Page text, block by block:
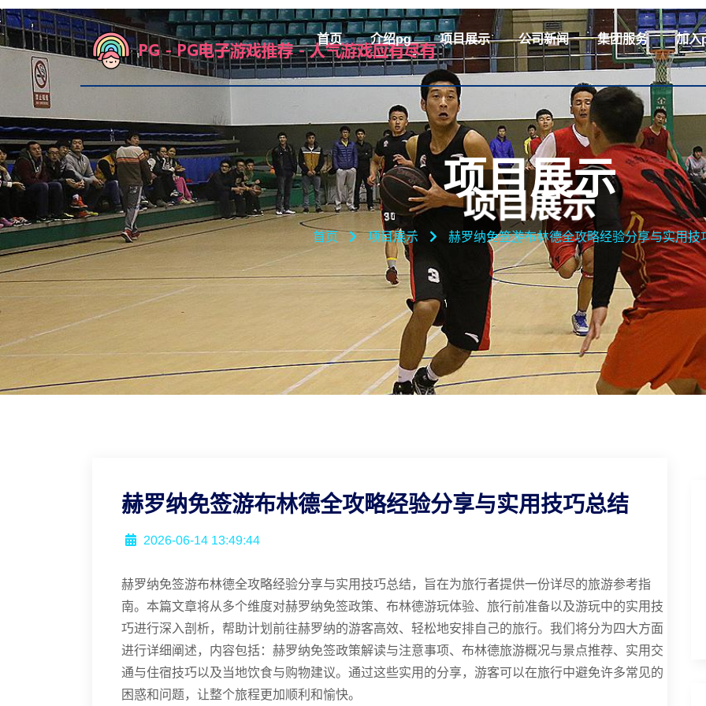
首页 介绍pg 项目展示 公司新闻 集团服务 加入
项目展示
首页 项目展示 赫罗纳免签游布林德全攻略经验分享与实用技
赫罗纳免签游布林德全攻略经验分享与实用技巧总结
2026-06-14 13:49:44
赫罗纳免签游布林德全攻略经验分享与实用技巧总结，旨在为旅行者提供一份详尽的旅游参考指
南。本篇文章将从多个维度对赫罗纳免签政策、布林德游玩体验、旅行前准备以及游玩中的实用技
巧进行深入剖析，帮助计划前往赫罗纳的游客高效、轻松地安排自己的旅行。我们将分为四大方面
进行详细阐述，内容包括：赫罗纳免签政策解读与注意事项、布林德旅游概况与景点推荐、实用交
通与住宿技巧以及当地饮食与购物建议。通过这些实用的分享，游客可以在旅行中避免许多常见的
困惑和问题，让整个旅程更加顺利和愉快。